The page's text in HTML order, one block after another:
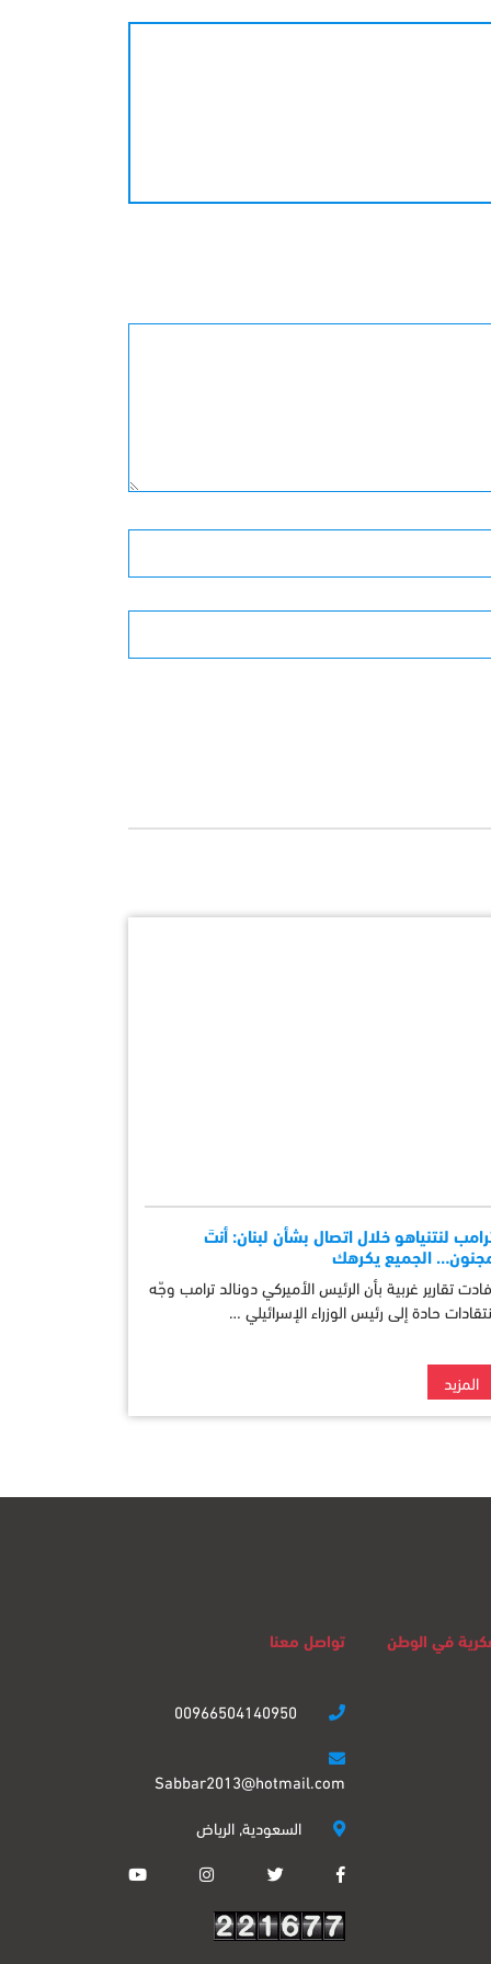
لنتنياهو خلال اتصال بشأن لبنان: أنتَ
الجميع يكرهك
تقارير غربية بأن الرئيس الأميركي دونالد ترامب وجّه
حادة إلى رئيس الوزراء الإسرائيلي …
المزيد
في الوطن تواصل معنا
Sabbar2013@hotmail.com
السعودية, الرياض